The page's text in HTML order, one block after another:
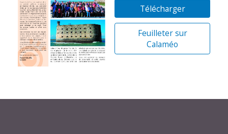
Télécharger
Feuilleter sur
Calaméo